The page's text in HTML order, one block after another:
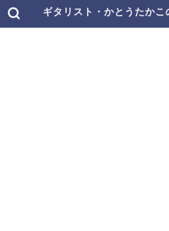
ギタリスト・かとうたかこ